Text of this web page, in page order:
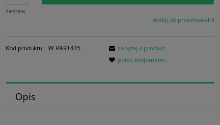
zestaw
dodaj do przechowalni
Kod produktu: W_PA91445
zapytaj o produkt
poleć znajomemu
Opis